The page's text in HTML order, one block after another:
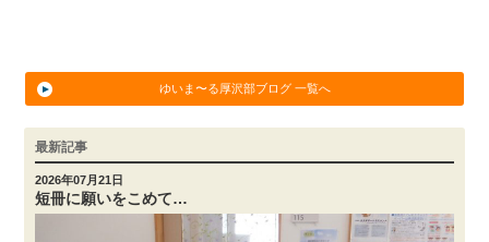
ゆいま〜る厚沢部ブログ 一覧へ
最新記事
2026年07月21日
短冊に願いをこめて…